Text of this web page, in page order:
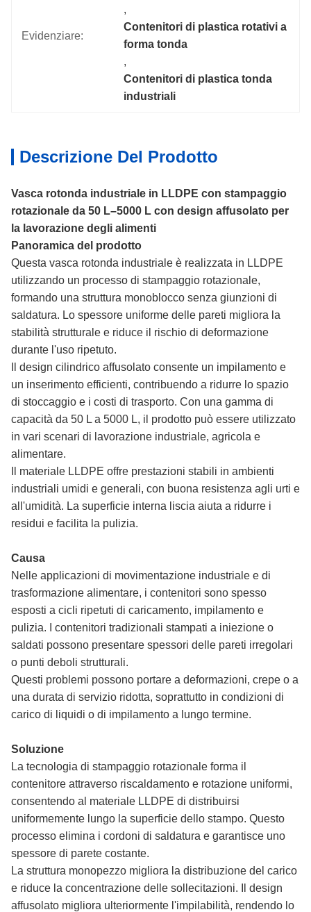
Evidenziare:
,
Contenitori di plastica rotativi a
forma tonda
,
Contenitori di plastica tonda
industriali
Descrizione Del Prodotto
Vasca rotonda industriale in LLDPE con stampaggio
rotazionale da 50 L–5000 L con design affusolato per
la lavorazione degli alimenti
Panoramica del prodotto
Questa vasca rotonda industriale è realizzata in LLDPE
utilizzando un processo di stampaggio rotazionale,
formando una struttura monoblocco senza giunzioni di
saldatura. Lo spessore uniforme delle pareti migliora la
stabilità strutturale e riduce il rischio di deformazione
durante l'uso ripetuto.
Il design cilindrico affusolato consente un impilamento e
un inserimento efficienti, contribuendo a ridurre lo spazio
di stoccaggio e i costi di trasporto. Con una gamma di
capacità da 50 L a 5000 L, il prodotto può essere utilizzato
in vari scenari di lavorazione industriale, agricola e
alimentare.
Il materiale LLDPE offre prestazioni stabili in ambienti
industriali umidi e generali, con buona resistenza agli urti e
all'umidità. La superficie interna liscia aiuta a ridurre i
residui e facilita la pulizia.
Causa
Nelle applicazioni di movimentazione industriale e di
trasformazione alimentare, i contenitori sono spesso
esposti a cicli ripetuti di caricamento, impilamento e
pulizia. I contenitori tradizionali stampati a iniezione o
saldati possono presentare spessori delle pareti irregolari
o punti deboli strutturali.
Questi problemi possono portare a deformazioni, crepe o a
una durata di servizio ridotta, soprattutto in condizioni di
carico di liquidi o di impilamento a lungo termine.
Soluzione
La tecnologia di stampaggio rotazionale forma il
contenitore attraverso riscaldamento e rotazione uniformi,
consentendo al materiale LLDPE di distribuirsi
uniformemente lungo la superficie dello stampo. Questo
processo elimina i cordoni di saldatura e garantisce uno
spessore di parete costante.
La struttura monopezzo migliora la distribuzione del carico
e riduce la concentrazione delle sollecitazioni. Il design
affusolato migliora ulteriormente l'impilabilità, rendendo lo